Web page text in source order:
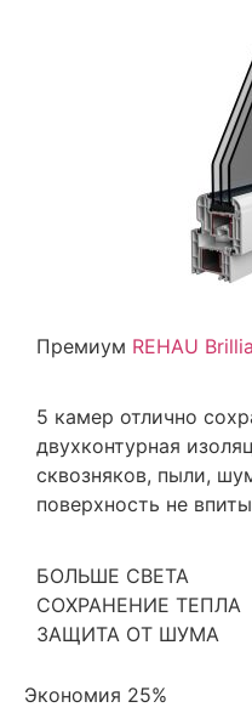
Премиум REHAU
5 камер отлично
двухконтурная
сквозняков, пыли,
поверхность не
БОЛЬШЕ СВЕТА
СОХРАНЕНИЕ ТЕПЛА
ЗАЩИТА ОТ ШУМА
Экономия 25%